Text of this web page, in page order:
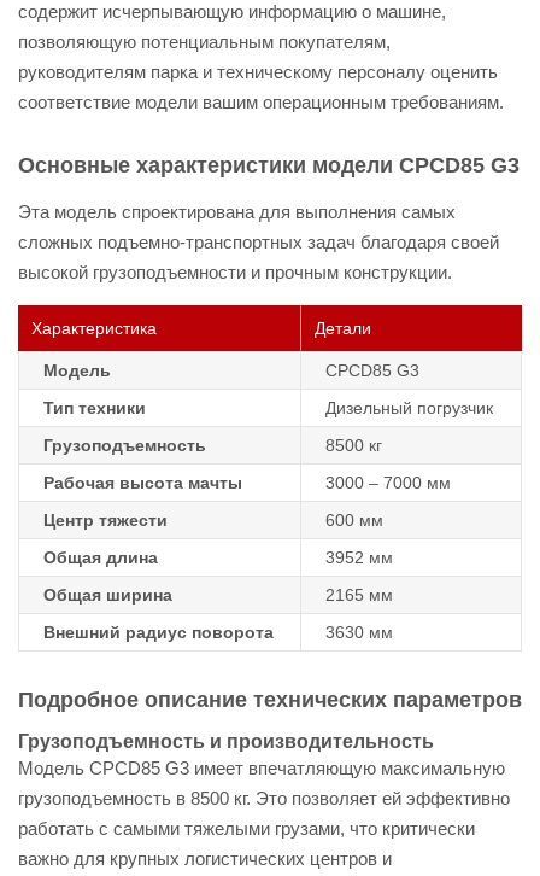
содержит исчерпывающую информацию о машине,
позволяющую потенциальным покупателям,
руководителям парка и техническому персоналу оценить
соответствие модели вашим операционным требованиям.
Основные характеристики модели CPCD85 G3
Эта модель спроектирована для выполнения самых
сложных подъемно-транспортных задач благодаря своей
высокой грузоподъемности и прочным конструкции.
Характеристика Детали
Модель
CPCD85 G3
Тип техники
Дизельный погрузчик
Грузоподъемность
8500 кг
Рабочая высота мачты
3000 – 7000 мм
Центр тяжести
600 мм
Общая длина
3952 мм
Общая ширина
2165 мм
Внешний радиус поворота
3630 мм
Подробное описание технических параметров
Грузоподъемность и производительность
Модель CPCD85 G3 имеет впечатляющую максимальную
грузоподъемность в 8500 кг. Это позволяет ей эффективно
работать с самыми тяжелыми грузами, что критически
важно для крупных логистических центров и